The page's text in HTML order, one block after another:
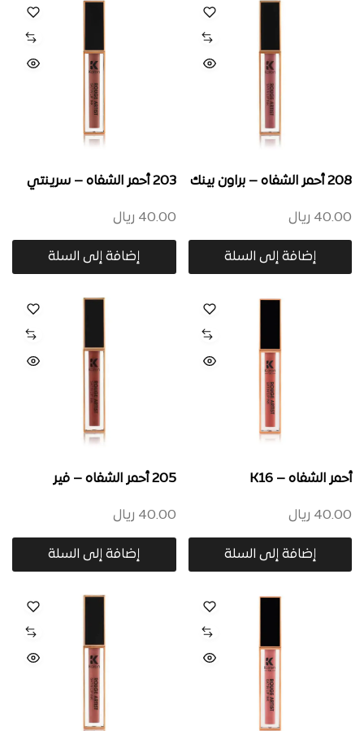
208 أحمر الشفاه – براون بينك
40.00 ريال
إضافة إلى السلة
203 أحمر الشفاه – سرينتي
40.00 ريال
إضافة إلى السلة
أحمر الشفاه – K16
40.00 ريال
إضافة إلى السلة
205 أحمر الشفاه – فير
40.00 ريال
إضافة إلى السلة